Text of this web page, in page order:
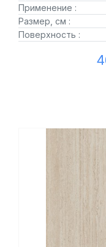
Применение :
Размер, см :
Поверхность :